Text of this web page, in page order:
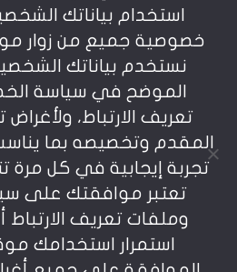
سياسة الخصوصية
عن بالعربي
يمنع نسخ أو إعادة استخدام
استخدام بياناتك
خصوصية جميع من زوار
نستخدم بياناتك
الموضح في سياسة
تعريف الارتباط،
المقدم وتخصيصه بما
تجربة إيجابية في كل مرة
تعتبر موافقتك على
وملفات تعريف الارتباط
استمرار استخدامك